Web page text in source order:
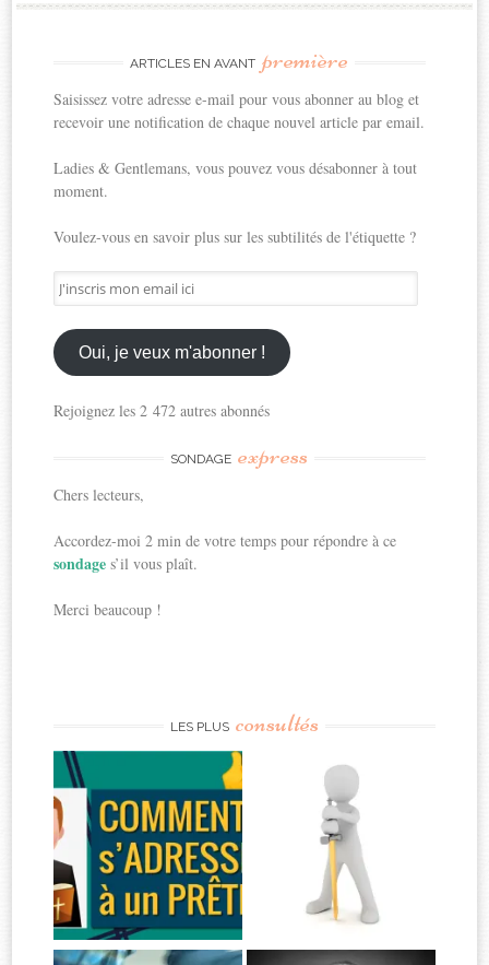
ARTICLES EN AVANT première
Saisissez votre adresse e-mail pour vous abonner au blog et
recevoir une notification de chaque nouvel article par email.
Ladies & Gentlemans, vous pouvez vous désabonner à tout
moment.
Voulez-vous en savoir plus sur les subtilités de l'étiquette ?
J'inscris
mon
email
ici
Oui, je veux m'abonner !
Rejoignez les 2 472 autres abonnés
SONDAGE express
Chers lecteurs,
Accordez-moi 2 min de votre temps pour répondre à ce
sondages’il vous plaît.
Merci beaucoup !
LES PLUS consultés